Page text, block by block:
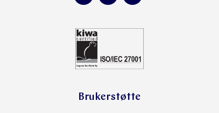
Brukerstøtte